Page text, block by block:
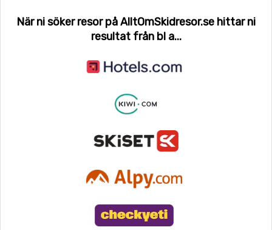
När ni söker resor på AlltOmSkidresor.se hittar ni
resultat från bl a...